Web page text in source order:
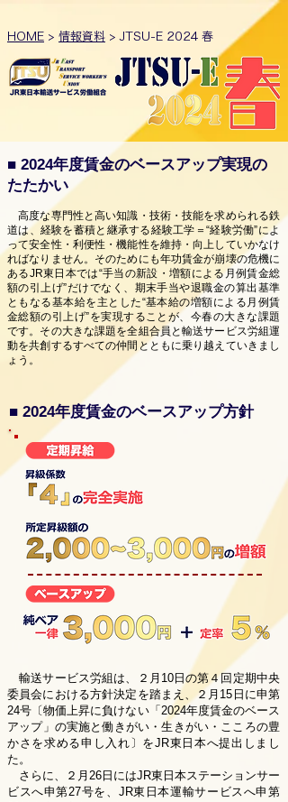
HOME > 情報資料 > JTSU-E 2024 春
■ 2024年度賃金のベースアップ実現の
たたかい
高度な専門性と高い知識・技術・技能を求められる鉄
道は、経験を蓄積と継承する経験工学＝“経験労働”によ
って安全性・利便性・機能性を維持・向上していかなけ
ればなりません。そのためにも年功賃金が崩壊の危機に
あるJR東日本では“手当の新設・増額による月例賃金総
額の引上げ”だけでなく、期末手当や退職金の算出基準
ともなる基本給を主とした“基本給の増額による月例賃
金総額の引上げ”を実現することが、今春の大きな課題
です。その大きな課題を全組合員と輸送サービス労組運
動を共創するすべての仲間とともに乗り越えていきまし
ょう。
■ 2024年度賃金のベースアップ方針
輸送サービス労組は、２月10日の第４回定期中央
委員会における方針決定を踏まえ、２月15日に申第
24号〔物価上昇に負けない「2024年度賃金のベース
アップ」の実施と働きがい・生きがい・こころの豊
かさを求める申し入れ〕をJR東日本へ提出しまし
た。
さらに、２月26日にはJR東日本ステーションサー
ビスへ申第27号を、JR東日本運輸サービスへ申第